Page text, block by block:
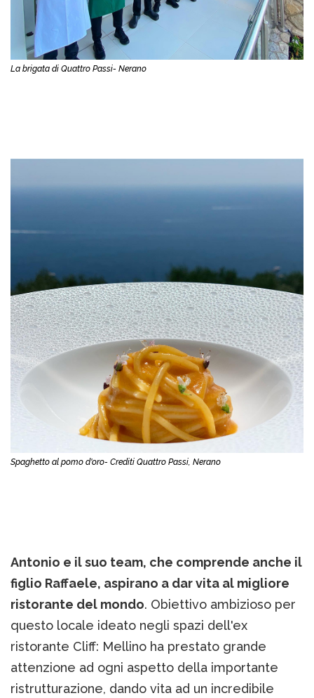
La brigata di Quattro Passi- Nerano
Spaghetto al pomo d'oro- Crediti Quattro Passi, Nerano
Antonio e il suo team, che comprende anche il
figlio Raffaele, aspirano a dar vita al migliore
ristorante del mondo. Obiettivo ambizioso per
questo locale ideato negli spazi dell'ex
ristorante Cliff: Mellino ha prestato grande
attenzione ad ogni aspetto della importante
ristrutturazione, dando vita ad un incredibile